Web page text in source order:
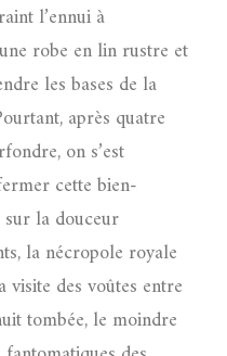
l’ennui à
robe en lin rustre et
les bases de la
après quatre
on s’est
cette bien-
la douceur
la nécropole royale
visite des voûtes entre
tombée, le moindre